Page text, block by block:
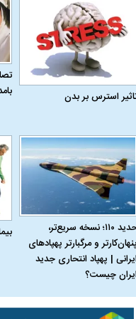
استرس بر بدن
حدید ۱۱۰؛ نسخه سریع‌تر،
پنهان‌کارتر و مرگبارتر پهپادهای
| پهپاد انتحاری جدید
چیست؟
جدید
ببینید| پزشکیان:
و طالع‌بینی تداخل روتین